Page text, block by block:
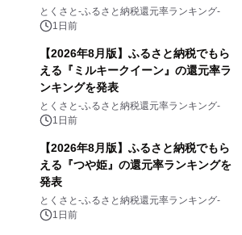
とくさと-ふるさと納税還元率ランキング-
1日前
【2026年8月版】ふるさと納税でもら
える『ミルキークイーン』の還元率ラ
ンキングを発表
とくさと-ふるさと納税還元率ランキング-
1日前
【2026年8月版】ふるさと納税でもら
える『つや姫』の還元率ランキングを
発表
とくさと-ふるさと納税還元率ランキング-
1日前